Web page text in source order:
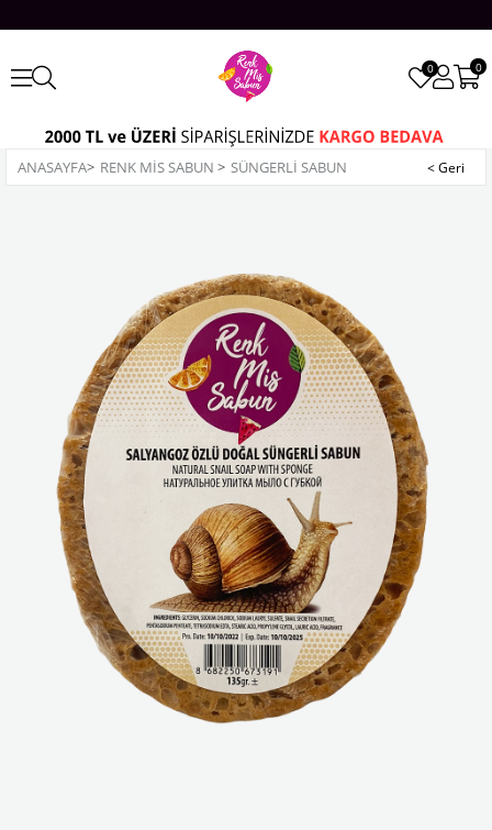
0
0
ANASAYFA> RENK MİS SABUN > SÜNGERLI SABUN